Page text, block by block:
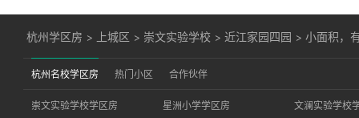
杭州学区房 > 上城区 > 崇文实验学校 >近江家园四园 > 小面积，
杭州名校学区房 热门小区 合作伙伴
崇文实验学校学区房 星洲小学学区房 文澜实验学校